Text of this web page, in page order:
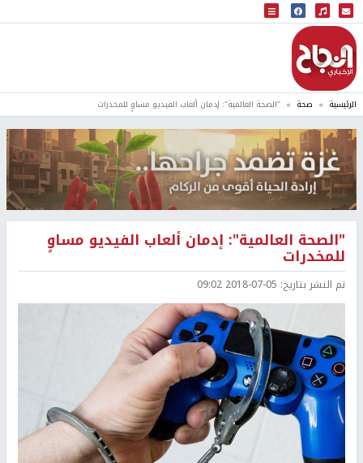
البث المباشر
إذاعة النجاح
الرئيسية صحة "الصحة العالمية": إدمان ألعاب الفيديو مساوٍ للمخدرات
"الصحة العالمية": إدمان ألعاب الفيديو مساوٍ
للمخدرات
تم النشر بتاريخ: 2018-07-05 09:02